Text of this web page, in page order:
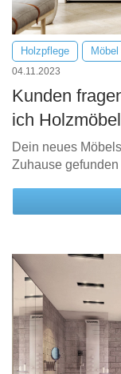
Holzpflege
04.11.2023
Kunden
ich
Dein neues
Zuhause